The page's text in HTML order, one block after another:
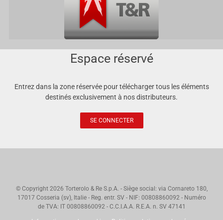
Espace réservé
Entrez dans la zone réservée pour télécharger tous les éléments
destinés exclusivement à nos distributeurs.
SE CONNECTER
© Copyright 2026 Torterolo & Re S.p.A. - Siège social: via Cornareto 180,
17017 Cosseria (sv), Italie - Reg. entr. SV - NIF: 00808860092 - Numéro
de TVA: IT 00808860092 - C.C.I.A.A. R.E.A. n. SV 47141